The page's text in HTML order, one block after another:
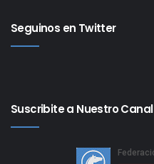
Seguinos en Twitter
Suscribite a Nuestro Canal